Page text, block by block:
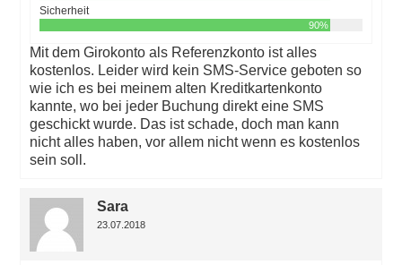
Sicherheit
90%
Mit dem Girokonto als Referenzkonto ist alles
kostenlos. Leider wird kein SMS-Service geboten so
wie ich es bei meinem alten Kreditkartenkonto
kannte, wo bei jeder Buchung direkt eine SMS
geschickt wurde. Das ist schade, doch man kann
nicht alles haben, vor allem nicht wenn es kostenlos
sein soll.
Sara
23.07.2018